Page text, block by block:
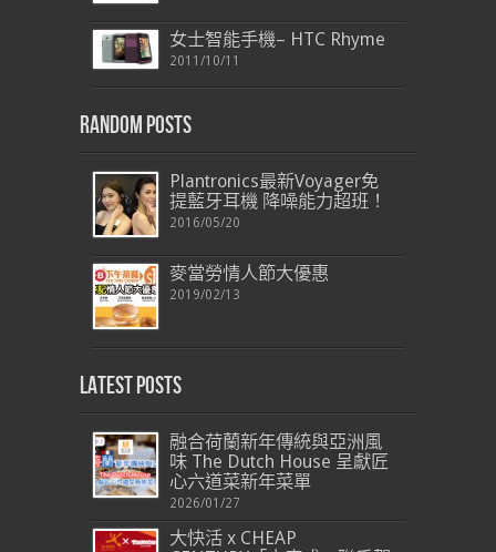
女士智能手機– HTC Rhyme
2011/10/11
Random Posts
Plantronics最新Voyager免
提藍牙耳機 降噪能力超班！
2016/05/20
麥當勞情人節大優惠
2019/02/13
Latest Posts
融合荷蘭新年傳統與亞洲風
味 The Dutch House 呈獻匠
心六道菜新年菜單
2026/01/27
大快活 x CHEAP